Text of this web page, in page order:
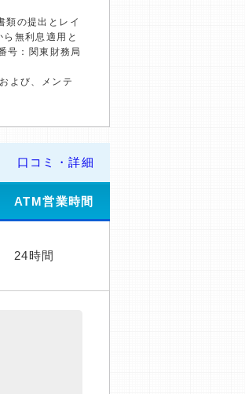
の提出とレイ
無利息適用と
号：関東財務局
よび、メンテ
口コミ・詳細
ATM営業時間
24時間